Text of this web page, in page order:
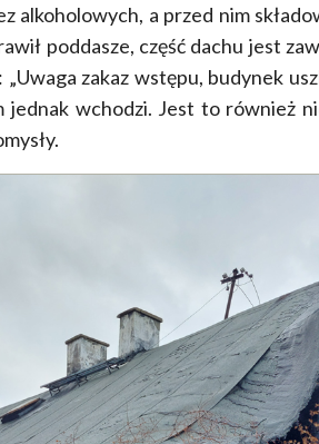
alkoholowych, a przed nim
poddasze, część dachu jest
zakaz wstępu, budynek
wchodzi. Jest to również